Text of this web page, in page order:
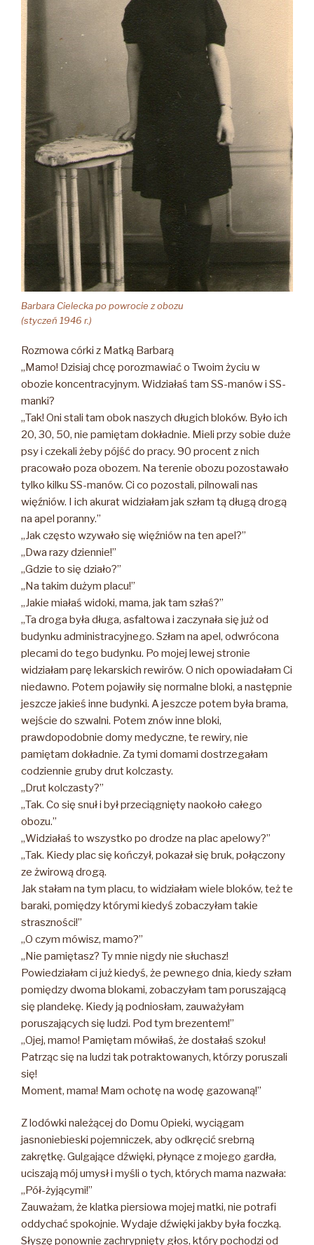
Barbara Cielecka po powrocie z obozu
(styczeń 1946 r.)
Rozmowa córki z Matką Barbarą
„Mamo! Dzisiaj chcę porozmawiać o Twoim życiu w
obozie koncentracyjnym. Widziałaś tam SS-manów i SS-
manki?
„Tak! Oni stali tam obok naszych długich bloków. Było ich
20, 30, 50, nie pamiętam dokładnie. Mieli przy sobie duże
psy i czekali żeby pójść do pracy. 90 procent z nich
pracowało poza obozem. Na terenie obozu pozostawało
tylko kilku SS-manów. Ci co pozostali, pilnowali nas
więźniów. I ich akurat widziałam jak szłam tą długą drogą
na apel poranny.”
„Jak często wzywało się więźniów na ten apel?”
„Dwa razy dziennie!”
„Gdzie to się działo?”
„Na takim dużym placu!”
„Jakie miałaś widoki, mama, jak tam szłaś?”
„Ta droga była długa, asfaltowa i zaczynała się już od
budynku administracyjnego. Szłam na apel, odwrócona
plecami do tego budynku. Po mojej lewej stronie
widziałam parę lekarskich rewirów. O nich opowiadałam Ci
niedawno. Potem pojawiły się normalne bloki, a następnie
jeszcze jakieś inne budynki. A jeszcze potem była brama,
wejście do szwalni. Potem znów inne bloki,
prawdopodobnie domy medyczne, te rewiry, nie
pamiętam dokładnie. Za tymi domami dostrzegałam
codziennie gruby drut kolczasty.
„Drut kolczasty?”
„Tak. Co się snuł i był przeciągnięty naokoło całego
obozu.”
„Widziałaś to wszystko po drodze na plac apelowy?”
„Tak. Kiedy plac się kończył, pokazał się bruk, połączony
ze żwirową drogą.
Jak stałam na tym placu, to widziałam wiele bloków, też te
baraki, pomiędzy którymi kiedyś zobaczyłam takie
straszności!”
„O czym mówisz, mamo?”
„Nie pamiętasz? Ty mnie nigdy nie słuchasz!
Powiedziałam ci już kiedyś, że pewnego dnia, kiedy szłam
pomiędzy dwoma blokami, zobaczyłam tam poruszającą
się plandekę. Kiedy ją podniosłam, zauważyłam
poruszających się ludzi. Pod tym brezentem!”
„Ojej, mamo! Pamiętam mówiłaś, że dostałaś szoku!
Patrząc się na ludzi tak potraktowanych, którzy poruszali
się!
Moment, mama! Mam ochotę na wodę gazowaną!”
Z lodówki należącej do Domu Opieki, wyciągam
jasnoniebieski pojemniczek, aby odkręcić srebrną
zakrętkę. Gulgające dźwięki, płynące z mojego gardła,
uciszają mój umysł i myśli o tych, których mama nazwała:
„Pół-żyjącymi!”
Zauważam, że klatka piersiowa mojej matki, nie potrafi
oddychać spokojnie. Wydaje dźwięki jakby była foczką.
Słyszę ponownie zachrypnięty głos, który pochodzi od